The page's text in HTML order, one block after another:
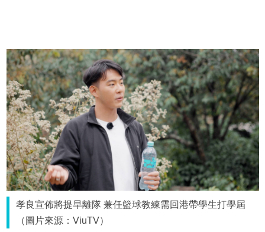
孝良宣佈將提早離隊 兼任籃球教練需回港帶學生打學屆
（圖片來源：ViuTV）